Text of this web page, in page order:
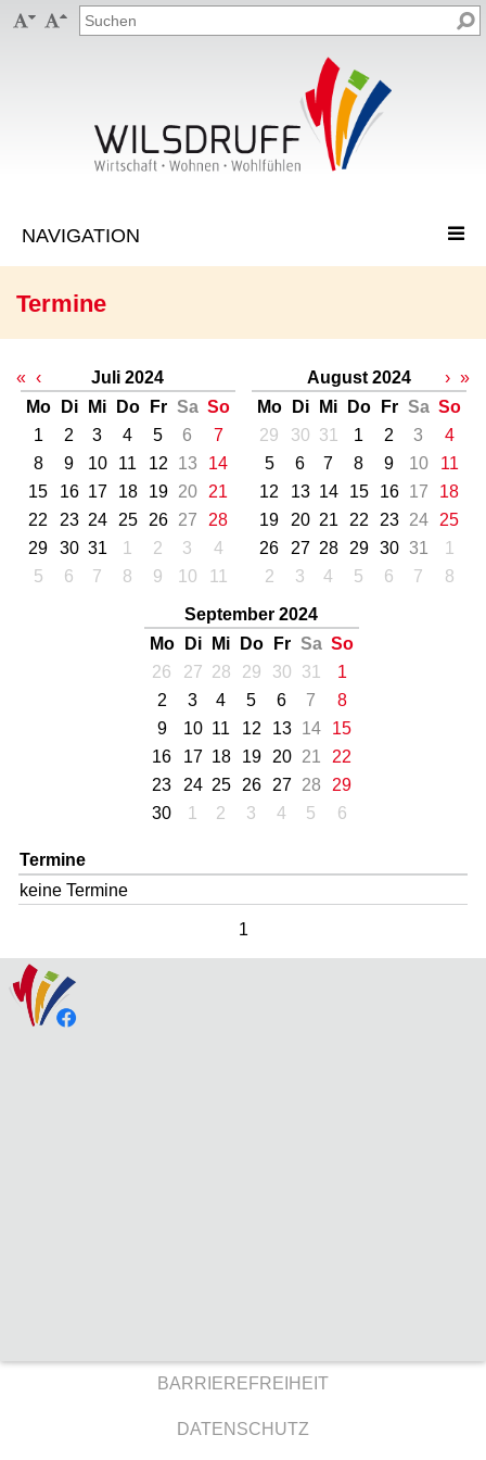
 
Termine
« ‹
Juli 2024
Mo
Di Mi Do Fr Sa So
1
2 3 4 5 6
7
8
9 10 11 12 13
14
15
16 17 18 19 20
21
22
23 24 25 26 27
28
29
30 31 1 2 3
4
5
6 7 8 9 10 11
August 2024
Mo
Di Mi Do Fr Sa So
29
30 31 1 2 3
4
5
6 7 8 9 10
11
12
13 14 15 16 17
18
19
20 21 22 23 24
25
26
27 28 29 30 31
1
2
3 4 5 6 7 8
September 2024
Mo
Di Mi Do Fr Sa So
26
27 28 29 30 31
1
2
3 4 5 6 7
8
9
10 11 12 13 14
15
16
17 18 19 20 21
22
23
24 25 26 27 28
29
30
1 2 3 4 5 6
› »
Termine
keine Termine
1
BARRIEREFREIHEIT
DATENSCHUTZ